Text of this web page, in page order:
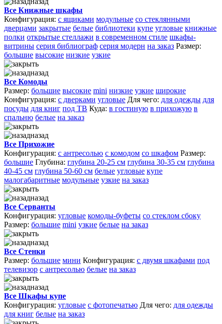
Все Книжные шкафы
Конфигурация: с ящиками модульные со стеклянными
дверцами закрытые белые библиотеки купе угловые книжные
полки открытые стеллажи в современном стиле шкафы-
витрины серия библиограф серия модерн на заказ Размер:
большие высокие низкие узкие
назад
Все Комоды
Размер: большие высокие mini низкие узкие широкие
Конфигурация: с дверками угловые Для чего: для одежды для
посуды для книг под ТВ Куда: в гостиную в прихожую в
спальню белые на заказ
назад
Все Прихожие
Конфигурация: с антресолью с комодом со шкафом Размер:
большие Глубина: глубина 20-25 см глубина 30-35 см глубина
40-45 см глубина 50-60 см белые угловые купе
малогабаритные модульные узкие на заказ
назад
Все Серванты
Конфигурация: угловые комоды-буфеты со стеклом сбоку
Размер: большие mini узкие белые на заказ
назад
Все Стенки
Размер: большие мини Конфигурация: с двумя шкафами под
телевизор с антресолью белые на заказ
назад
Все Шкафы купе
Конфигурация: угловые с фотопечатью Для чего: для одежды
для книг белые на заказ